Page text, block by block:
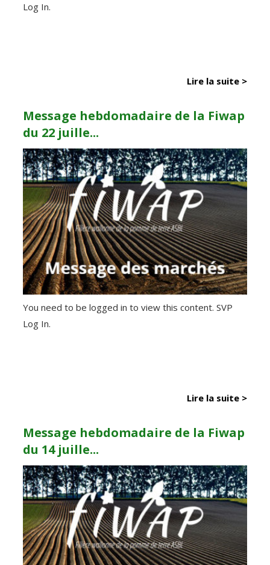
Log In.
Lire la suite >
Message hebdomadaire de la Fiwap
du 22 juille...
You need to be logged in to view this content. SVP
Log In.
Lire la suite >
Message hebdomadaire de la Fiwap
du 14 juille...